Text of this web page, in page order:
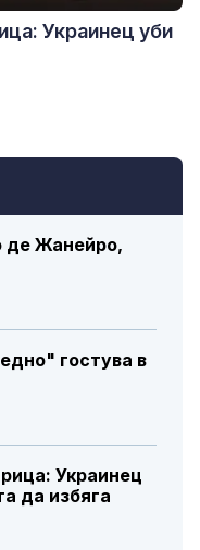
де Жанейро,
гостува в
Украинец
да избяга
Украинец уби